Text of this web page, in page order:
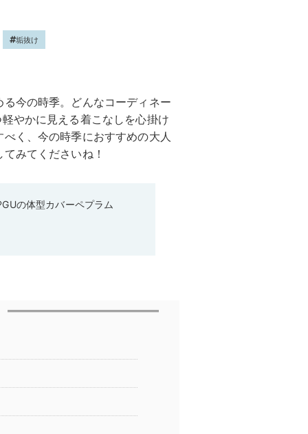
垢抜け
今の時季。どんなコーディネー
やかに見える着こなしを心掛け
く、今の時季におすすめの大人
みてくださいね！
の体型カバーペプラム